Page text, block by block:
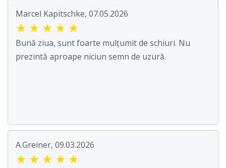
Marcel Kapitschke, 07.05.2026
★ ★ ★ ★ ★
Bună ziua, sunt foarte mulțumit de schiuri. Nu
prezintă aproape niciun semn de uzură.
A.Greiner, 09.03.2026
★ ★ ★ ★ ★